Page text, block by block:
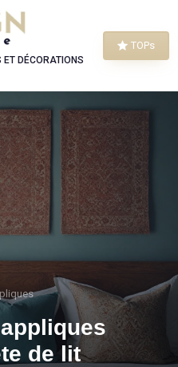
DÉCORATIONS
TOPs
de lit